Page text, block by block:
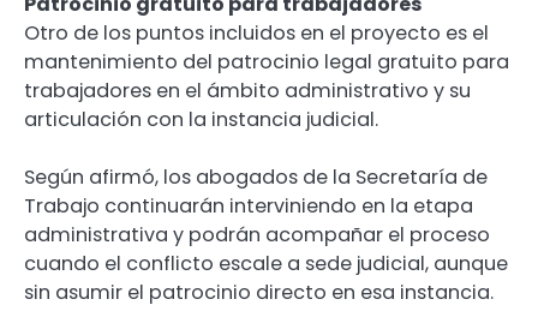
Otro de los puntos incluidos en el proyecto es el
mantenimiento del patrocinio legal gratuito para
trabajadores en el ámbito administrativo y su
articulación con la instancia judicial.
Según afirmó, los abogados de la Secretaría de
Trabajo continuarán interviniendo en la etapa
administrativa y podrán acompañar el proceso
cuando el conflicto escale a sede judicial, aunque
sin asumir el patrocinio directo en esa instancia.